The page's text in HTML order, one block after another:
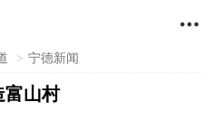

> 宁德新闻
富山村